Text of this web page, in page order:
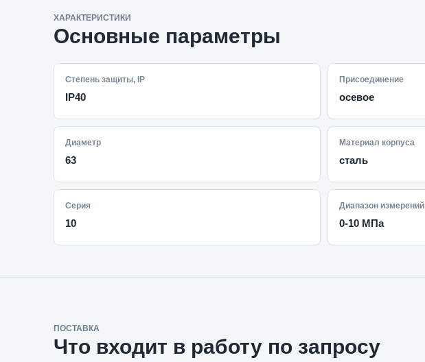
ХАРАКТЕРИСТИКИ
Основные параметры
Степень защиты, IP
IP40
Присоединение
осевое
Диаметр
63
Материал корпуса
сталь
Серия
10
Диапазон измерений
0-10 МПа
ПОСТАВКА
Что входит в работу по запросу